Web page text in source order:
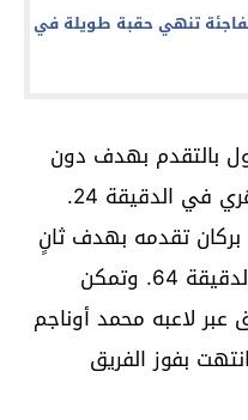
تنهي حقبة طويلة في
بالتقدم بهدف دون
رد، سجله المهاجم يوسف ميهري في الدقيقة 24.
تقدمه بهدف ثانٍ
حمل توقيع منير الشويعر في الدقيقة 64. وتمكن
لاعبه محمد أوناجم
انتهت بفوز الفريق